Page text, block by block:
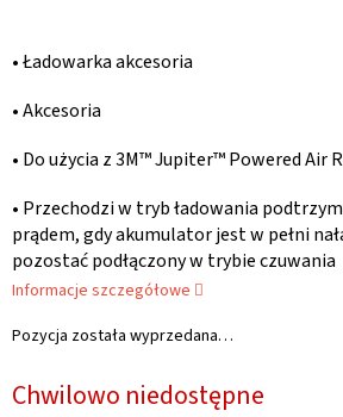
Chwilowo niedostępne
Pozycja została wyprzedana…
• Ładowarka akcesoria
• Akcesoria
• Do użycia z 3M™ Jupiter™ Powered Air
• Przechodzi w tryb ładowania
prądem, gdy akumulator jest w pełni
pozostać podłączony w trybie czuwania
Informacje szczegółowe